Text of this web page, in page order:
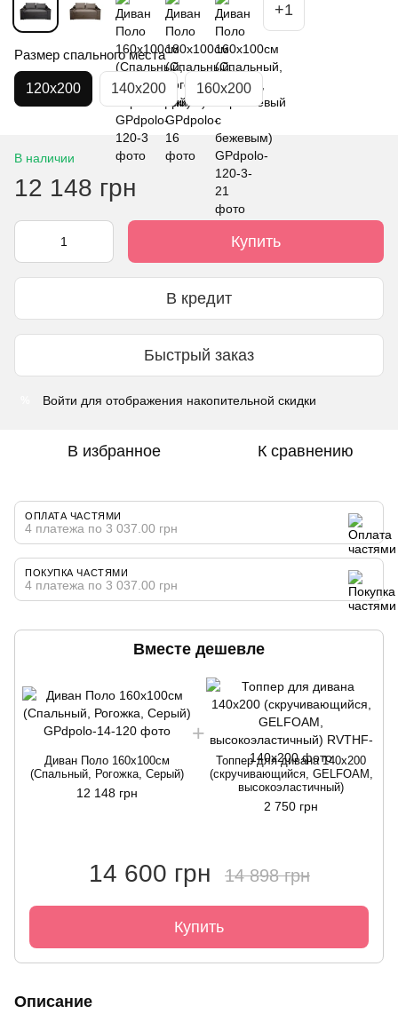
+1
Размер спального места
120х200 140х200 160х200
В наличии
12 148 грн
Купить
В кредит
Быстрый заказ
Войти для отображения накопительной скидки
В избранное К сравнению
ОПЛАТА ЧАСТЯМИ
4 платежа по 3 037.00 грн
ПОКУПКА ЧАСТЯМИ
4 платежа по 3 037.00 грн
Вместе дешевле
Диван Поло 160х100см
(Спальный, Рогожка, Серый)
12 148 грн
Топпер для дивана 140x200
(скручивающийся, GELFOAM,
высокоэластичный)
2 750 грн
14 600 грн 14 898 грн
Купить
Описание